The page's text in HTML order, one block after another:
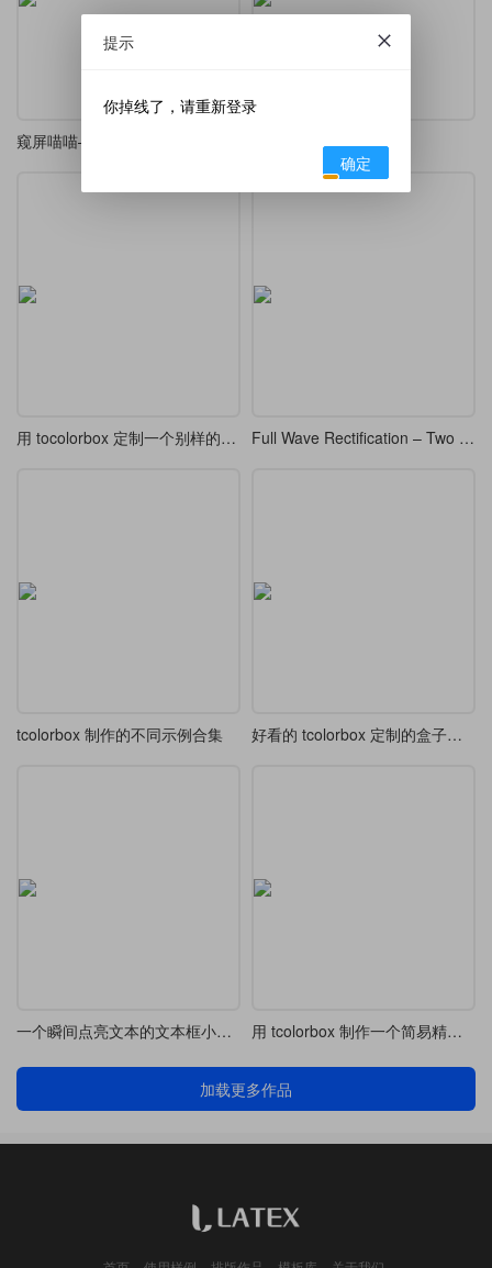
窥屏喵喵—一个 tcolorbox 样式 6个彩色文本框
用 tocolorbox 定制一个别样的文本框样式 Full Wave Rectification – Two Diodes and Transformer
tcolorbox 制作的不同示例合集 好看的 tcolorbox 定制的盒子样式
一个瞬间点亮文本的文本框小宏包 用 tcolorbox 制作一个简易精致的练习页面
加载更多作品
提示
你掉线了，请重新登录
确定